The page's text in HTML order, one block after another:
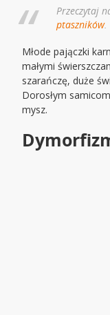
Przeczytaj
ptaszników.
Młode pajączki
małymi
szarańczę, duże
Dorosłym
mysz.